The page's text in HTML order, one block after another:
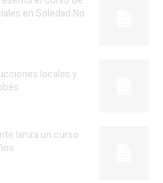
en Soledad No
locales y
lanza un curso